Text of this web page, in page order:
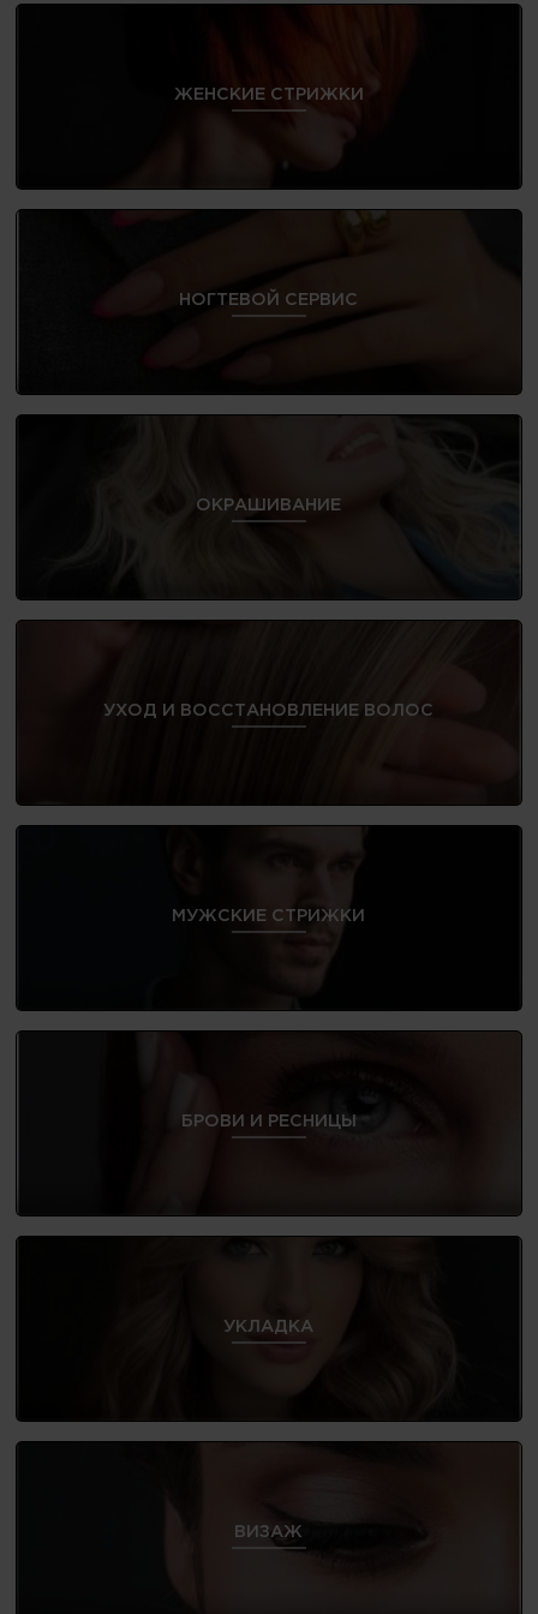
ЖЕНСКИЕ СТРИЖКИ
НОГТЕВОЙ СЕРВИС
ОКРАШИВАНИЕ
УХОД И ВОССТАНОВЛЕНИЕ ВОЛОС
МУЖСКИЕ СТРИЖКИ
БРОВИ И РЕСНИЦЫ
УКЛАДКА
ВИЗАЖ